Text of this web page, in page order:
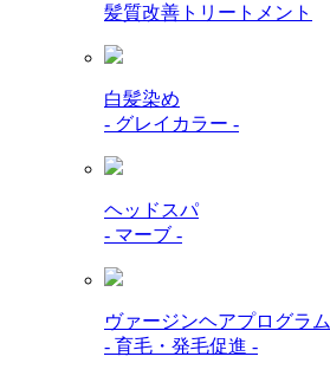
髪質改善トリートメント
白髪染め
- グレイカラー -
ヘッドスパ
- マーブ -
ヴァージンヘアプログラム
- 育毛・発毛促進 -